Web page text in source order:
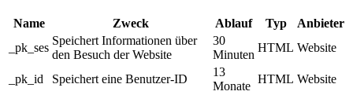
Name Zweck Ablauf Typ
Anbieter
_pk_ses
Speichert Informationen über
den Besuch der Website
30
Minuten
HTML Website
_pk_id Speichert eine Benutzer-ID
13
Monate
HTML Website